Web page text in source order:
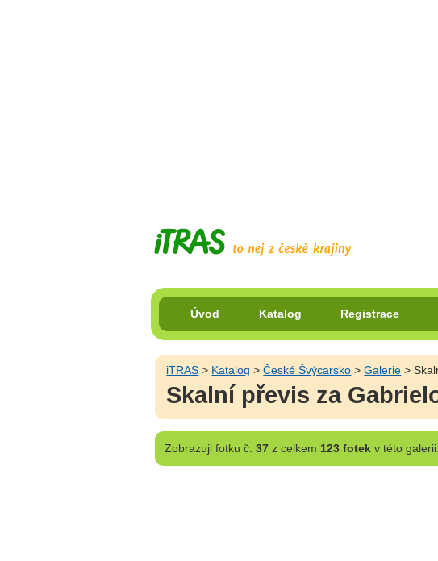
Úvod Katalog Registrace
iTRAS > Katalog >České Švýcarsko >Galerie >
Skalní převis za
Zobrazujifotku č. 37z celkem 123 fotekv této galerii.